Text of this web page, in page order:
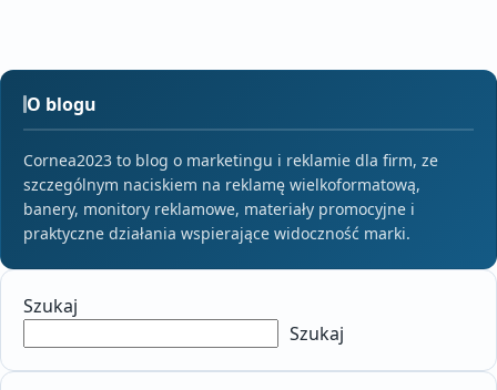
O blogu
Cornea2023 to blog o marketingu i reklamie dla firm, ze
szczególnym naciskiem na reklamę wielkoformatową,
banery, monitory reklamowe, materiały promocyjne i
praktyczne działania wspierające widoczność marki.
Szukaj
Szukaj